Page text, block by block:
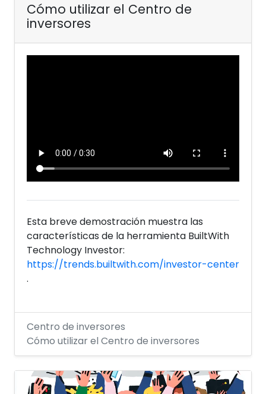
Cómo utilizar el Centro de
inversores
Esta breve demostración muestra las
características de la herramienta BuiltWith
Technology Investor:
https://trends.builtwith.com/investor-center
.
Centro de inversores
Cómo utilizar el Centro de inversores